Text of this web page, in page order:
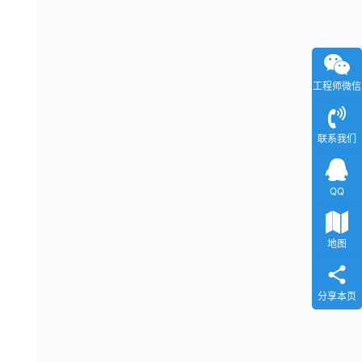
工程师微信
联系我们
QQ
地图
分享本页